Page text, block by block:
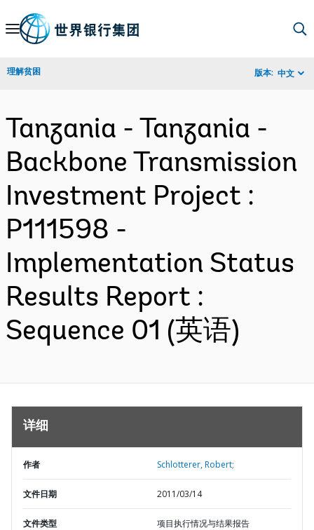
Skip
Navigation
理解贫困 版本: 中文
Tanzania - Tanzania -
Backbone Transmission
Investment Project :
P111598 -
Implementation Status
Results Report :
Sequence 01 (英语)
详细
作者 Schlotterer, Robert;
文件日期 2011/03/14
文件类型 项目执行情况与结果报告